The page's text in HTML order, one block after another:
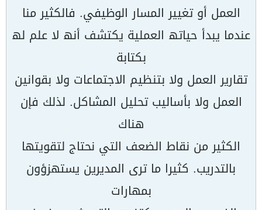
العمل أو تغییر المسار الوظیفي. فالكثیر منا
عندما یبدأ حیاتھ العملیة یكتشف أنھ لا علم لھ
بكتابة
تقاریر العمل ولا بتنظیم الاجتماعات ولا بقوانین
العمل ولا بأسالیب تحلیل المشاكل. لذلك فإن
ھناك
الكثیر من نقاط الضعف التي نحتاج لتقویتھا
بالتدریب. كثیرا ما ترى المدیرین یستھزؤون
بمھارات